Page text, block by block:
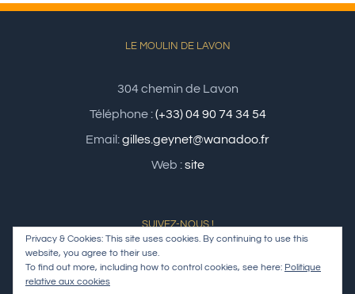
LE MOULIN DE LAVON
304 chemin de Lavon
Téléphone :(+33) 04 90 74 34 54
Email:gilles.geynet@wanadoo.fr
Web :site
SUIVEZ-NOUS !
Privacy & Cookies: This site uses cookies. By continuing to use this
website, you agree to their use.
To find out more, including how to control cookies, see here: Politique
relative aux cookies